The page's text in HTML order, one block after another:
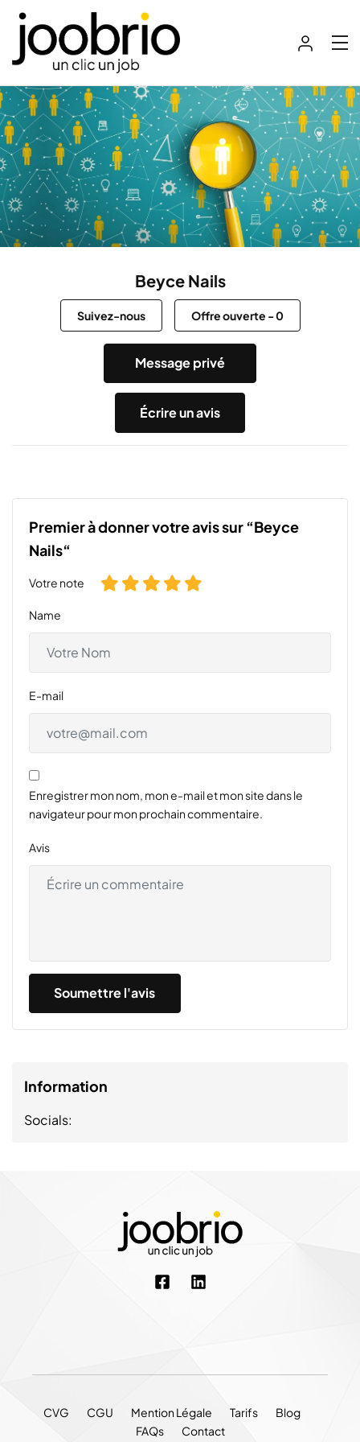
Beyce Nails
Suivez-nous Offre ouverte -0
Message privé
Écrire un avis
Premier à donner votre avis sur “Beyce
Nails“
Votre note
Name
E-mail
Enregistrer mon nom, mon e-mail et mon site dans le
navigateur pour mon prochain commentaire.
Avis
Information
Socials:
CVG CGU Mention Légale Tarifs
Blog
FAQs
Contact